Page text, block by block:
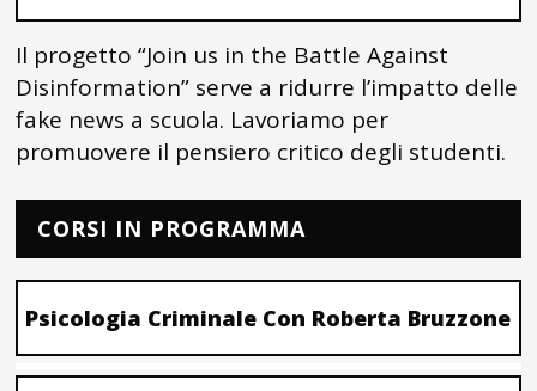
Il progetto “Join us in the Battle Against
Disinformation” serve a ridurre l’impatto delle
fake news a scuola. Lavoriamo per
promuovere il pensiero critico degli studenti.
CORSI IN PROGRAMMA
Psicologia Criminale Con Roberta Bruzzone